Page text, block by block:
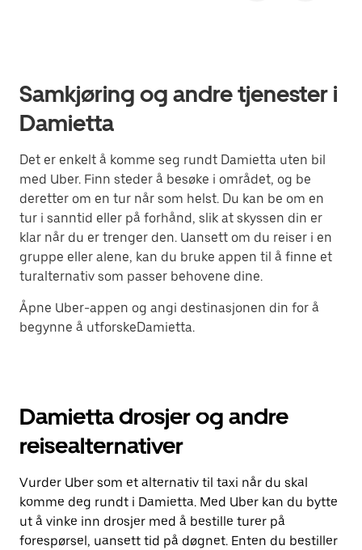
Samkjøring og andre tjenester i
Damietta
Det er enkelt å komme seg rundt Damietta uten bil
med Uber. Finn steder å besøke i området, og be
deretter om en tur når som helst. Du kan be om en
tur i sanntid eller på forhånd, slik at skyssen din er
klar når du er trenger den. Uansett om du reiser i en
gruppe eller alene, kan du bruke appen til å finne et
turalternativ som passer behovene dine.
Åpne Uber-appen og angi destinasjonen din for å
begynne å utforskeDamietta.
Damietta drosjer og andre
reisealternativer
Vurder Uber som et alternativ til taxi når du skal
komme deg rundt i Damietta. Med Uber kan du bytte
ut å vinke inn drosjer med å bestille turer på
forespørsel, uansett tid på døgnet. Enten du bestiller